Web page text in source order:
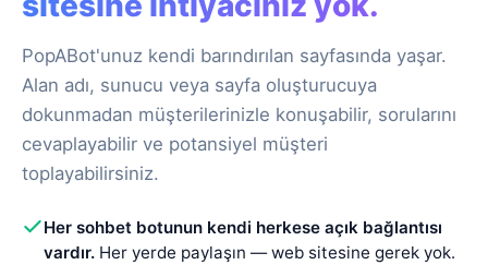
PopABot'unuz kendi barındırılan sayfasında yaşar.
Alan adı, sunucu veya sayfa oluşturucuya
dokunmadan müşterilerinizle konuşabilir, sorularını
cevaplayabilir ve potansiyel müşteri
toplayabilirsiniz.
Her sohbet botunun kendi herkese açık bağlantısı
vardır. Her yerde paylaşın — web sitesine gerek yok.